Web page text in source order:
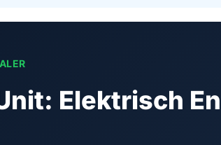
Elektrisch En